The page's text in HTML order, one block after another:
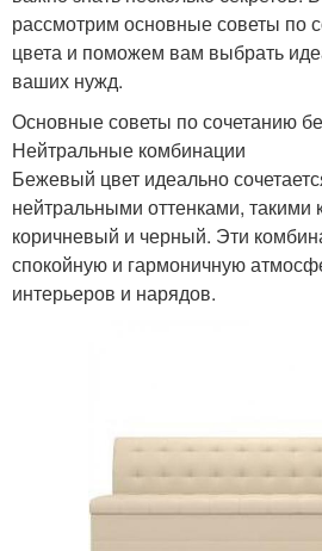
рассмотрим основные советы по
цвета и поможем вам выбрать
ваших нужд.
Основные советы по сочетанию
Нейтральные комбинации
Бежевый цвет идеально
нейтральными оттенками, такими
коричневый и черный. Эти
спокойную и гармоничную
интерьеров и нарядов.